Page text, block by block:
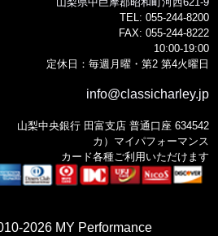
TEL: 055-244-8200
FAX: 055-244-8222
10:00-19:00
定休日：毎週月曜・第2 第4火曜日
info@classicharley.jp
山梨中央銀行 田富支店 普通口座 634542
カ）マイパフォーマンス
カード各種ご利用いただけます
2026 MY Performance